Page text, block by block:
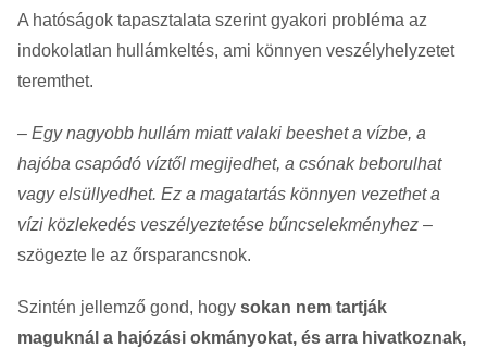
A hatóságok tapasztalata szerint gyakori probléma az
indokolatlan hullámkeltés, ami könnyen veszélyhelyzetet
teremthet.
– Egy nagyobb hullám miatt valaki beeshet a vízbe, a
hajóba csapódó víztől megijedhet, a csónak beborulhat
vagy elsüllyedhet. Ez a magatartás könnyen vezethet a
vízi közlekedés veszélyeztetése bűncselekményhez –
szögezte le az őrsparancsnok.
Szintén jellemző gond, hogy sokan nem tartják
maguknál a hajózási okmányokat, és arra hivatkoznak,